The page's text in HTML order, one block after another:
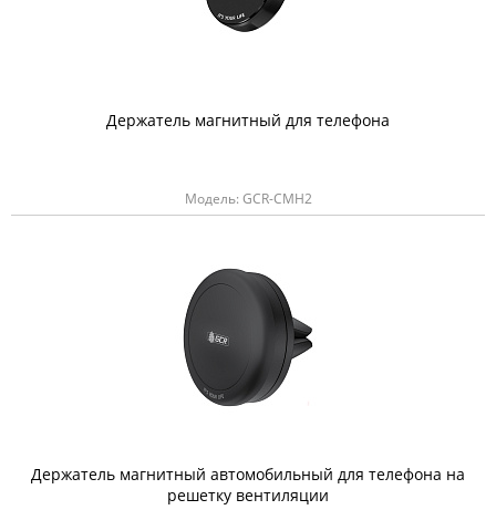
Держатель магнитный для телефона
Модель: GCR-CMH2
Держатель магнитный автомобильный для телефона на
решетку вентиляции